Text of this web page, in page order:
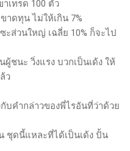
เทรด 100 ตัว
ดทุน ไม่ให้เกิน 7%
ะส่วนใหญ่ เฉลี่ย 10% ก็จะไป
ชนะ วิ่งแรง บวกเป็นเด้ง ให้
ว
บคำกล่าวของพี่ไรอันที่ว่าด้วย
ชุดนี้แหละที่ได้เป็นเด้ง ปั้น